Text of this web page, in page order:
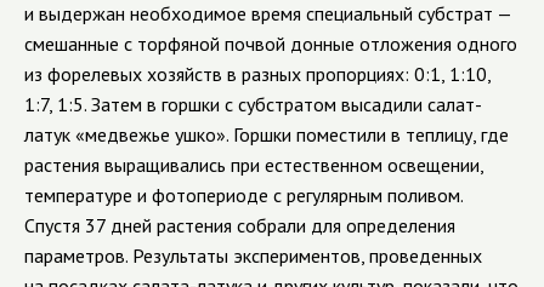
и выдержан необходимое время специальный субстрат —
смешанные с торфяной почвой донные отложения одного
из форелевых хозяйств в разных пропорциях: 0:1, 1:10,
1:7, 1:5. Затем в горшки с субстратом высадили салат-
латук «медвежье ушко». Горшки поместили в теплицу, где
растения выращивались при естественном освещении,
температуре и фотопериоде с регулярным поливом.
Спустя 37 дней растения собрали для определения
параметров. Результаты экспериментов, проведенных